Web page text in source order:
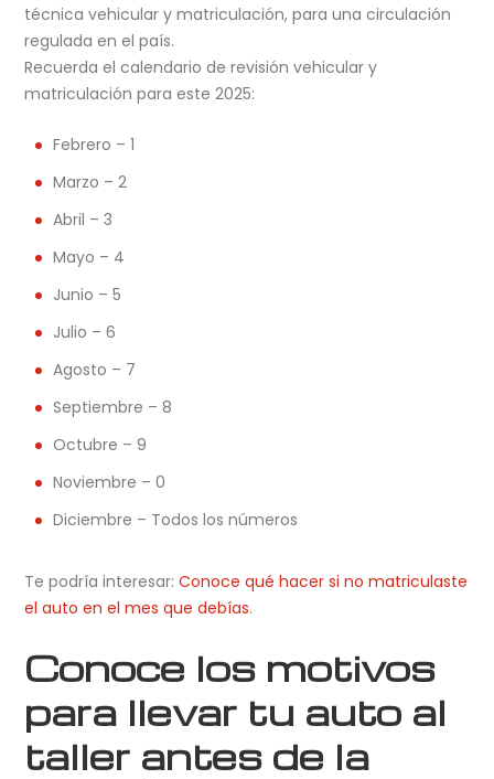
técnica vehicular y matriculación, para una circulación
regulada en el país.
Recuerda el calendario de revisión vehicular y
matriculación para este 2025:
Febrero – 1
Marzo – 2
Abril – 3
Mayo – 4
Junio – 5
Julio – 6
Agosto – 7
Septiembre – 8
Octubre – 9
Noviembre – 0
Diciembre – Todos los números
Te podría interesar:Conoce qué hacer si no matriculaste
el auto en el mes que debías.
Conoce los motivos
para llevar tu auto al
taller antes de la